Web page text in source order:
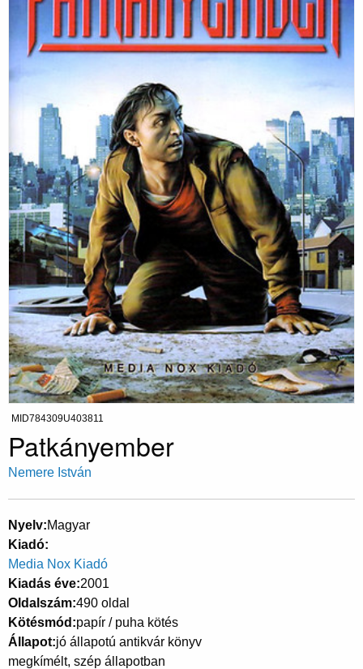
MID784309U403811
Patkányember
Nemere István
Nyelv Magyar
Kiadó
Media Nox Kiadó
Kiadás éve 2001
Oldalszám 490 oldal
Kötésmód papír / puha kötés
Állapot jó állapotú antikvár könyv
megkímélt, szép állapotban